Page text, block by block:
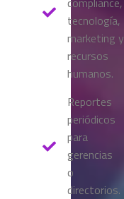
tecnología,
marketing y
recursos
humanos.
Reportes
periódicos
para
gerencias
o
directorios.